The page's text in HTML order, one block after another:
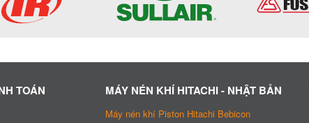
TOÁN MÁY NÉN KHÍ HITACHI - NHẬT BẢN
Máy nén khí Piston Hitachi Bebicon